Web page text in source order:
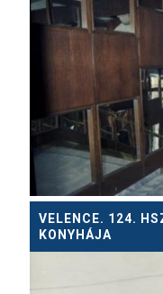
VELENCE. 124.
KONYHÁJA